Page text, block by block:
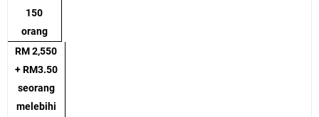
150
orang
RM 2,550
+ RM3.50
seorang
melebihi